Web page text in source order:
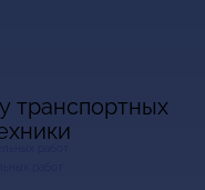
работ
работ
транспортных